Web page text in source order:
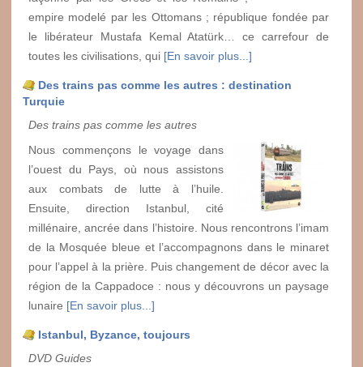
empire modelé par les Ottomans ; république fondée par
le libérateur Mustafa Kemal Atatürk… ce carrefour de
toutes les civilisations, qui [En savoir plus...]
Des trains pas comme les autres : destination
Turquie
Des trains pas comme les autres
Nous commençons le voyage dans
l’ouest du Pays, où nous assistons
aux combats de lutte à l’huile.
Ensuite, direction Istanbul, cité
millénaire, ancrée dans l’histoire. Nous rencontrons l’imam
de la Mosquée bleue et l’accompagnons dans le minaret
pour l’appel à la prière. Puis changement de décor avec la
région de la Cappadoce : nous y découvrons un paysage
lunaire [En savoir plus...]
Istanbul, Byzance, toujours
DVD Guides